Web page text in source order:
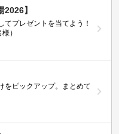
2026】
てプレゼントを当てよう！
）
をピックアップ。まとめて